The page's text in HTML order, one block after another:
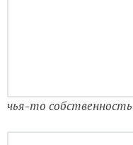
чья-то собственность